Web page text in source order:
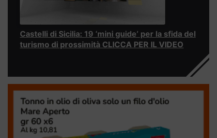
Castelli di Sicilia: 19 ‘mini guide’ per la sfida del
turismo di prossimità CLICCA PER IL VIDEO